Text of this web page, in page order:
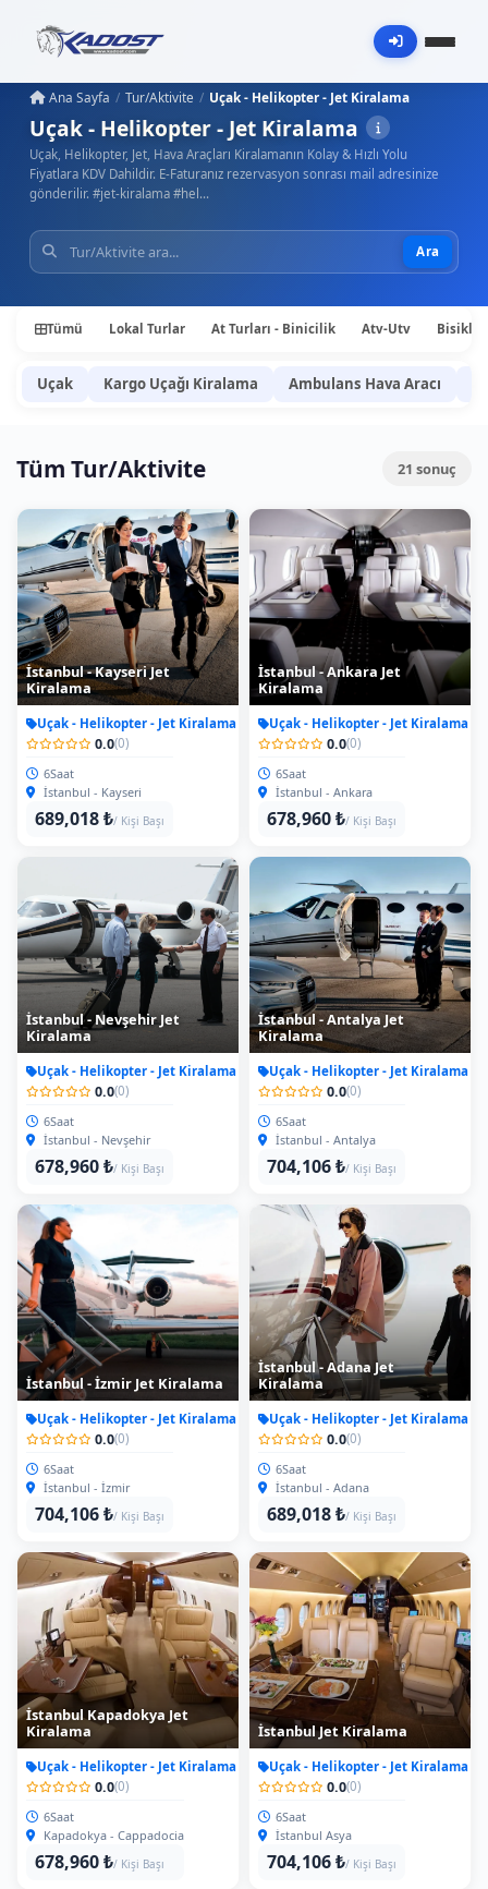
Ana Sayfa Tur/Aktivite Uçak - Helikopter - Jet Kiralama
Uçak - Helikopter - Jet Kiralama
Uçak, Helikopter, Jet, Hava Araçları Kiralamanın Kolay & Hızlı Yolu
Fiyatlara KDV Dahildir. E-Faturanız rezervasyon sonrası mail adresinize
gönderilir. #jet-kiralama #hel…
Ara
Tümü Lokal Turlar At Turları - Binicilik Atv-Utv Bisiklet
Uçak Kargo Uçağı Kiralama Ambulans Hava Aracı
Tüm Tur/Aktivite 21 sonuç
İstanbul - Kayseri Jet
Kiralama
Uçak - Helikopter - Jet Kiralama
0.0(0)
6Saat
İstanbul - Kayseri
689,018 ₺/ Kişi Başı
İstanbul - Ankara Jet
Kiralama
Uçak - Helikopter - Jet Kiralama
0.0(0)
6Saat
İstanbul - Ankara
678,960 ₺/ Kişi Başı
İstanbul - Nevşehir Jet
Kiralama
Uçak - Helikopter - Jet Kiralama
0.0(0)
6Saat
İstanbul - Nevşehir
678,960 ₺/ Kişi Başı
İstanbul - Antalya Jet
Kiralama
Uçak - Helikopter - Jet Kiralama
0.0(0)
6Saat
İstanbul - Antalya
704,106 ₺/ Kişi Başı
İstanbul - İzmir Jet Kiralama
Uçak - Helikopter - Jet Kiralama
0.0(0)
6Saat
İstanbul - İzmir
704,106 ₺/ Kişi Başı
İstanbul - Adana Jet
Kiralama
Uçak - Helikopter - Jet Kiralama
0.0(0)
6Saat
İstanbul - Adana
689,018 ₺/ Kişi Başı
İstanbul Kapadokya Jet
Kiralama
Uçak - Helikopter - Jet Kiralama
0.0(0)
6Saat
Kapadokya - Cappadocia
678,960 ₺/ Kişi Başı
İstanbul Jet Kiralama
Uçak - Helikopter - Jet Kiralama
0.0(0)
6Saat
İstanbul Asya
704,106 ₺/ Kişi Başı